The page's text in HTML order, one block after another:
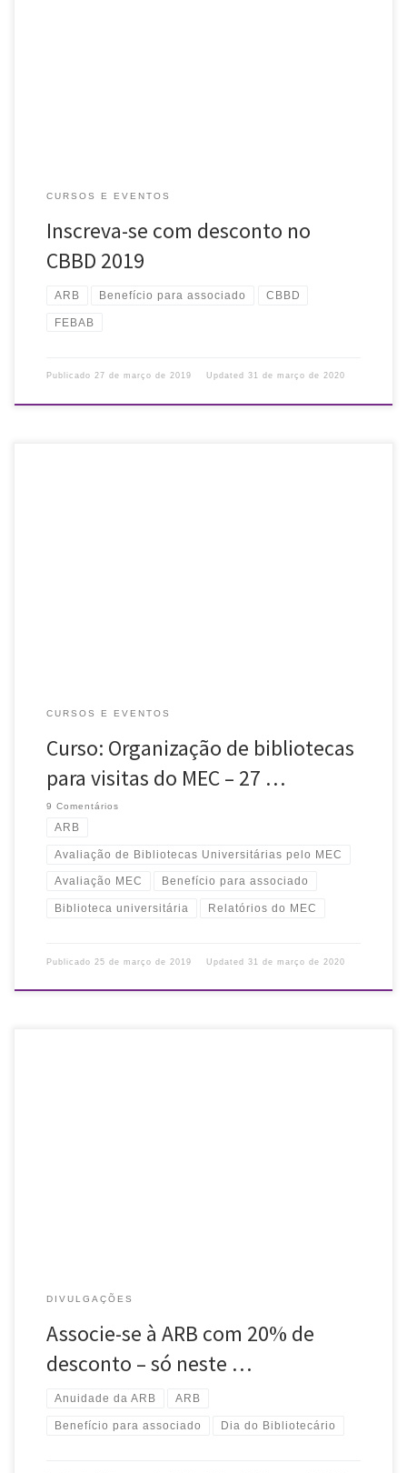
CURSOS E EVENTOS
Inscreva-se com desconto no
CBBD 2019
ARB Benefício para associado CBBD
FEBAB
Publicado 27 de março de 2019 Updated 31 de março de 2020
CURSOS E EVENTOS
Curso: Organização de bibliotecas
para visitas do MEC – 27 …
9 Comentários
ARB
Avaliação de Bibliotecas Universitárias pelo MEC
Avaliação MEC Benefício para associado
Biblioteca universitária Relatórios do MEC
Publicado 25 de março de 2019 Updated 31 de março de 2020
DIVULGAÇÕES
Associe-se à ARB com 20% de
desconto – só neste …
Anuidade da ARB ARB
Benefício para associado Dia do Bibliotecário